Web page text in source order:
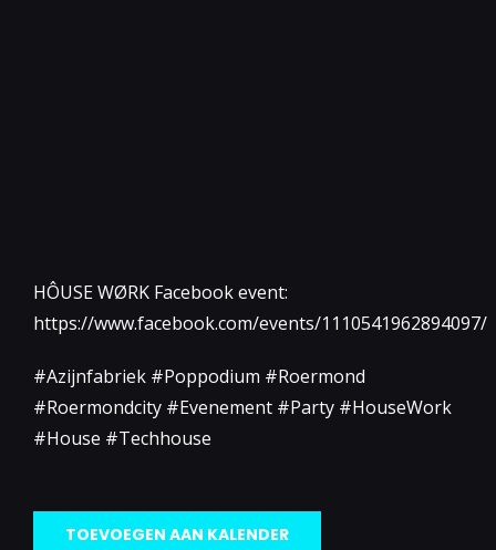
HÔUSE WØRK Facebook event:
https://www.facebook.com/events/1110541962894097/
#Azijnfabriek #Poppodium #Roermond
#Roermondcity #Evenement #Party #HouseWork
#House #Techhouse
TOEVOEGEN AAN KALENDER